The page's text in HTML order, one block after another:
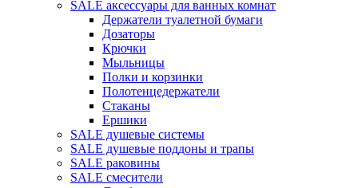
SALE аксессуары для ванных комнат
Держатели туалетной бумаги
Дозаторы
Крючки
Мыльницы
Полки и корзинки
Полотенцедержатели
Стаканы
Ершики
SALE душевые системы
SALE душевые поддоны и трапы
SALE раковины
SALE смесители